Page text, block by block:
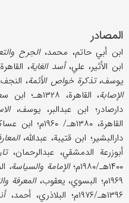
المصادر
ابن أبي حاتم، محمد،الجرح
ابن الأثیر، علي،أسد الغایة
یوسف،تذکرة خواص الأئمة، النجف، ۱۳۶۹هـ؛ ابن حجر العسقلاني،
الإصابة، القاهرة، ۱۳۲۸هـ؛ ابن سعد، محمد،
دارصادر؛ ابن عبدالبر، یوسف،
القاهرة، ۱۳۸۰هـ/ ۱۹۶۰م؛ ابن عساکر، علي،
دارالبشیر؛ ابن قتیبة، عبدالله،
أبوزرعة الدمشقي، عبدالرحمان،
۱۴۰۰هـ/۱۹۸۰م؛
الإمامة والسیاسة،
۱۹۶۹م؛ البسوي، یعقوب،
المعرفة
۱۳۹۶هـ/۱۹۷۶م؛ البلاذري، أحمد،